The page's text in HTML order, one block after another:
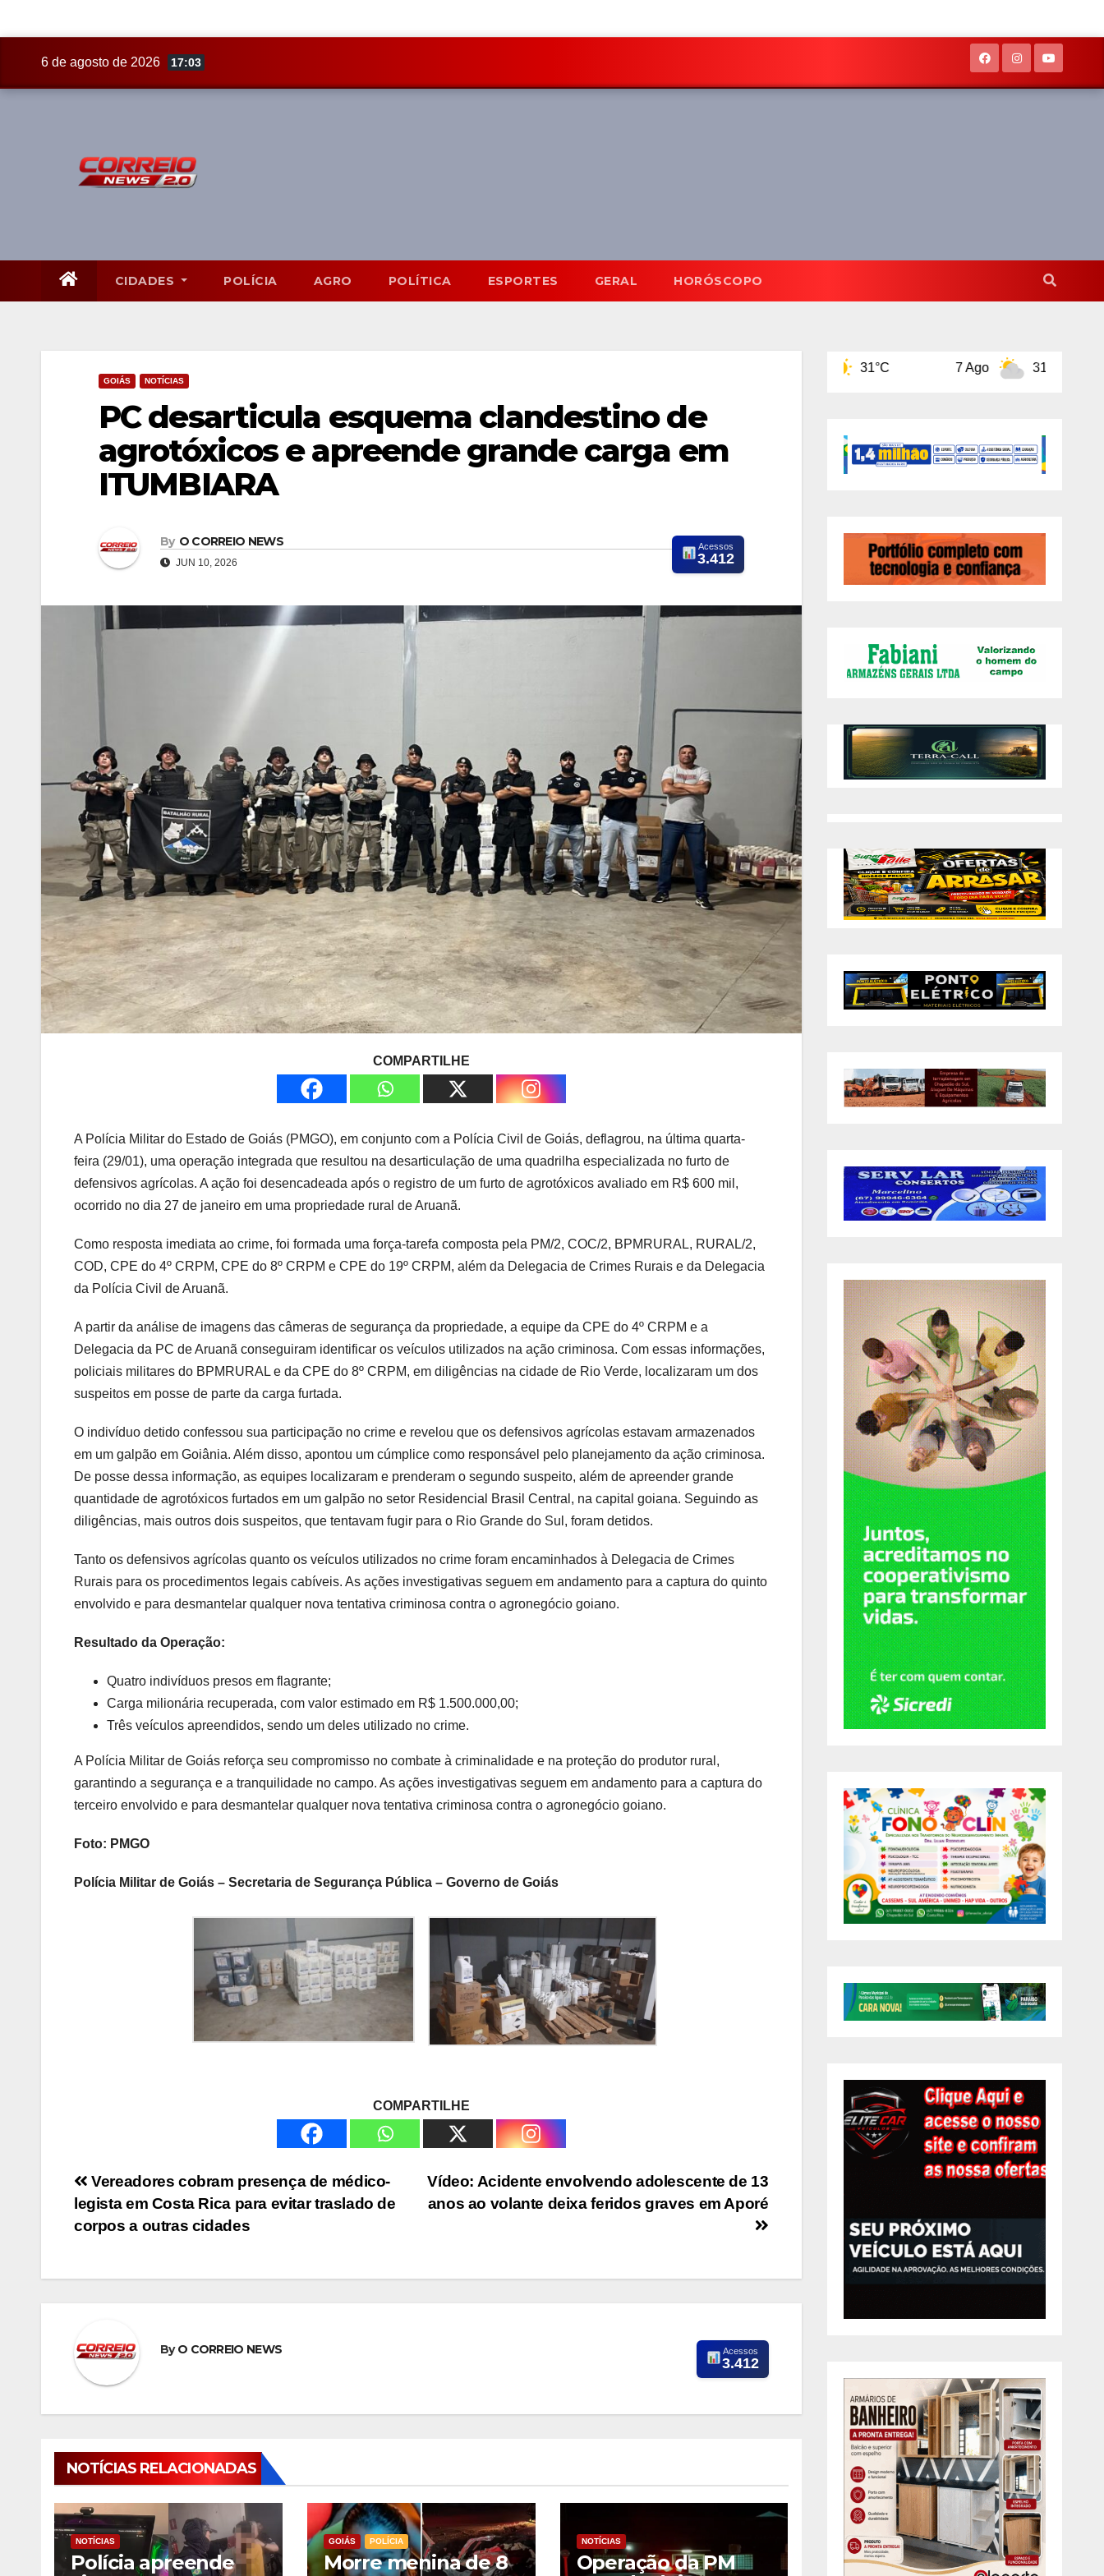
6 de agosto de 2026 17:03
CIDADES POLÍCIA AGRO POLÍTICA ESPORTES GERAL HORÓSCOPO
GOIÁS NOTÍCIAS
PC desarticula esquema clandestino de
agrotóxicos e apreende grande carga em
ITUMBIARA
By O CORREIO NEWS
JUN 10, 2026
Acessos
3.412
COMPARTILHE
A Polícia Militar do Estado de Goiás (PMGO), em conjunto com a Polícia Civil de Goiás, deflagrou, na última quarta-
feira (29/01), uma operação integrada que resultou na desarticulação de uma quadrilha especializada no furto de
defensivos agrícolas. A ação foi desencadeada após o registro de um furto de agrotóxicos avaliado em R$ 600 mil,
ocorrido no dia 27 de janeiro em uma propriedade rural de Aruanã.
Como resposta imediata ao crime, foi formada uma força-tarefa composta pela PM/2, COC/2, BPMRURAL, RURAL/2,
COD, CPE do 4º CRPM, CPE do 8º CRPM e CPE do 19º CRPM, além da Delegacia de Crimes Rurais e da Delegacia
da Polícia Civil de Aruanã.
A partir da análise de imagens das câmeras de segurança da propriedade, a equipe da CPE do 4º CRPM e a
Delegacia da PC de Aruanã conseguiram identificar os veículos utilizados na ação criminosa. Com essas informações,
policiais militares do BPMRURAL e da CPE do 8º CRPM, em diligências na cidade de Rio Verde, localizaram um dos
suspeitos em posse de parte da carga furtada.
O indivíduo detido confessou sua participação no crime e revelou que os defensivos agrícolas estavam armazenados
em um galpão em Goiânia. Além disso, apontou um cúmplice como responsável pelo planejamento da ação criminosa.
De posse dessa informação, as equipes localizaram e prenderam o segundo suspeito, além de apreender grande
quantidade de agrotóxicos furtados em um galpão no setor Residencial Brasil Central, na capital goiana. Seguindo as
diligências, mais outros dois suspeitos, que tentavam fugir para o Rio Grande do Sul, foram detidos.
Tanto os defensivos agrícolas quanto os veículos utilizados no crime foram encaminhados à Delegacia de Crimes
Rurais para os procedimentos legais cabíveis. As ações investigativas seguem em andamento para a captura do quinto
envolvido e para desmantelar qualquer nova tentativa criminosa contra o agronegócio goiano.
Resultado da Operação:
Quatro indivíduos presos em flagrante;
Carga milionária recuperada, com valor estimado em R$ 1.500.000,00;
Três veículos apreendidos, sendo um deles utilizado no crime.
A Polícia Militar de Goiás reforça seu compromisso no combate à criminalidade e na proteção do produtor rural,
garantindo a segurança e a tranquilidade no campo. As ações investigativas seguem em andamento para a captura do
terceiro envolvido e para desmantelar qualquer nova tentativa criminosa contra o agronegócio goiano.
Foto: PMGO
Polícia Militar de Goiás – Secretaria de Segurança Pública – Governo de Goiás
COMPARTILHE
Navegação
de
Vídeo: Acidente envolvendo adolescente de 13
anos ao volante deixa feridos graves em Aporé
Vereadores cobram presença de médico-
legista em Costa Rica para evitar traslado de
corpos a outras cidades
ByO CORREIO NEWS Acessos
3.412
NOTÍCIAS RELACIONADAS
NOTÍCIAS
Polícia apreende
GOIÁS POLÍCIA
Morre menina de 8
NOTÍCIAS
Operação da PM
7 Ago 31°C